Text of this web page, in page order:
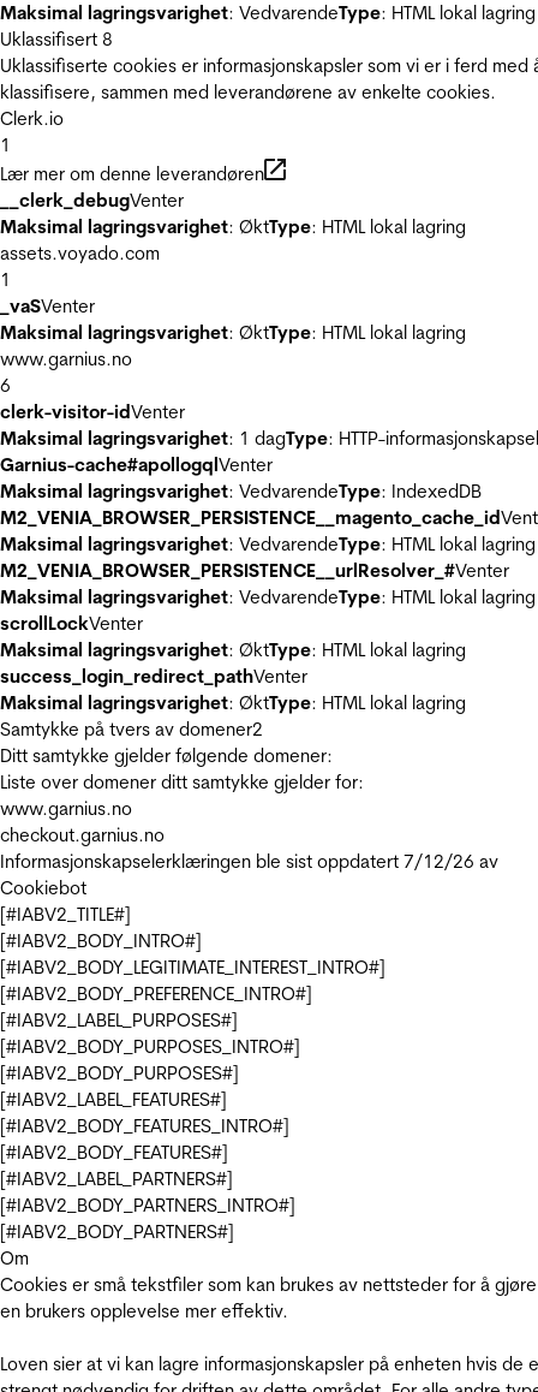
Maksimal lagringsvarighet: VedvarendeType: HTML lokal lagring
Uklassifisert 8
Uklassifiserte cookies er informasjonskapsler som vi er i ferd med
klassifisere, sammen med leverandørene av enkelte cookies.
Clerk.io
1
Lær mer om denne leverandøren
__clerk_debugVenter
Maksimal lagringsvarighet: ØktType: HTML lokal lagring
assets.voyado.com
1
_vaSVenter
Maksimal lagringsvarighet: ØktType: HTML lokal lagring
www.garnius.no
6
clerk-visitor-idVenter
Maksimal lagringsvarighet: 1 dagType: HTTP-informasjonskapsel
Garnius-cache#apollogqlVenter
Maksimal lagringsvarighet: VedvarendeType: IndexedDB
M2_VENIA_BROWSER_PERSISTENCE__magento_cache_id
Maksimal lagringsvarighet: VedvarendeType: HTML lokal lagring
M2_VENIA_BROWSER_PERSISTENCE__urlResolver_#Venter
Maksimal lagringsvarighet: VedvarendeType: HTML lokal lagring
scrollLockVenter
Maksimal lagringsvarighet: ØktType: HTML lokal lagring
success_login_redirect_pathVenter
Maksimal lagringsvarighet: ØktType: HTML lokal lagring
Samtykke på tvers av domener2
Ditt samtykke gjelder følgende domener:
Liste over domener ditt samtykke gjelder for:
www.garnius.no
checkout.garnius.no
Informasjonskapselerklæringen ble sist oppdatert 7/12/26 av
Cookiebot
[#IABV2_TITLE#]
[#IABV2_BODY_INTRO#]
[#IABV2_BODY_LEGITIMATE_INTEREST_INTRO#]
[#IABV2_BODY_PREFERENCE_INTRO#]
[#IABV2_LABEL_PURPOSES#]
[#IABV2_BODY_PURPOSES_INTRO#]
[#IABV2_BODY_PURPOSES#]
[#IABV2_LABEL_FEATURES#]
[#IABV2_BODY_FEATURES_INTRO#]
[#IABV2_BODY_FEATURES#]
[#IABV2_LABEL_PARTNERS#]
[#IABV2_BODY_PARTNERS_INTRO#]
[#IABV2_BODY_PARTNERS#]
Om
Cookies er små tekstfiler som kan brukes av nettsteder for å gjøre
en brukers opplevelse mer effektiv.
Loven sier at vi kan lagre informasjonskapsler på enheten hvis de